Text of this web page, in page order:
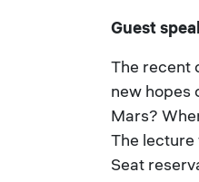
Guest
The recent
new hopes
Mars?
The
Seat